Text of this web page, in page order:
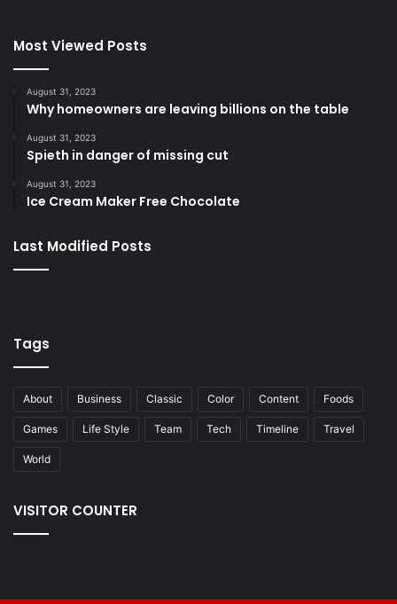
Most Viewed Posts
August 31, 2023
Why homeowners are leaving billions on the table
August 31, 2023
Spieth in danger of missing cut
August 31, 2023
Ice Cream Maker Free Chocolate
Last Modified Posts
Tags
About Business Classic Color Content Foods
Games Life Style Team Tech Timeline Travel
World
VISITOR COUNTER